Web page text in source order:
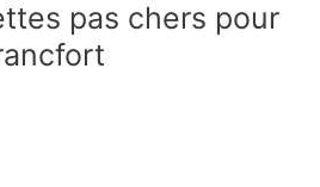
pas chers pour